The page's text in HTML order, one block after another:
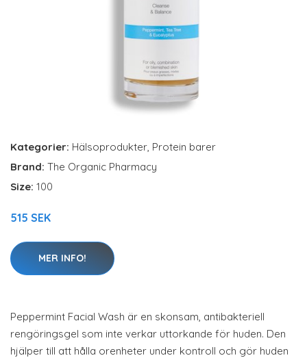
Kategorier: Hälsoprodukter, Protein barer
Brand: The Organic Pharmacy
Size: 100
515 SEK
MER INFO!
Peppermint Facial Wash är en skonsam, antibakteriell
rengöringsgel som inte verkar uttorkande för huden. Den
hjälper till att hålla orenheter under kontroll och gör huden